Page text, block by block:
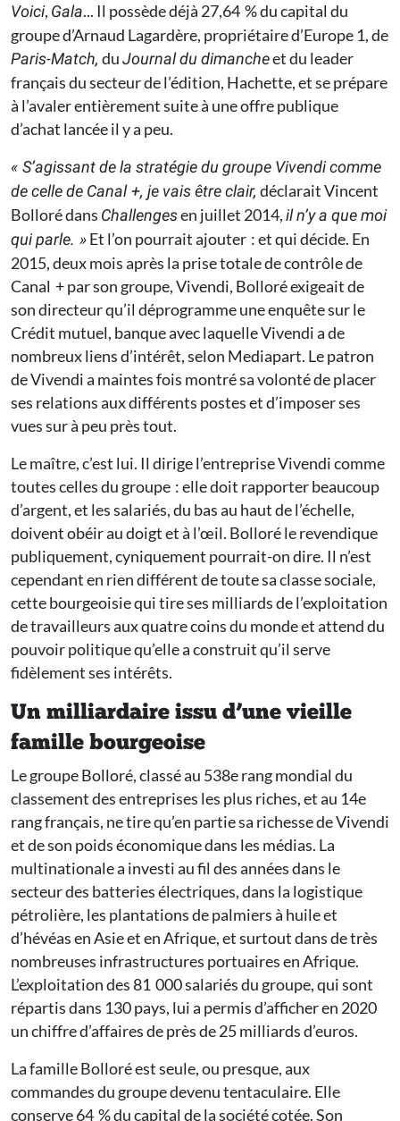
Voici, Gala... Il possède déjà 27,64 % du capital du
groupe d’Arnaud Lagardère, propriétaire d’Europe 1, de
Paris-Match, duJournal du dimancheet du leader
français du secteur de l’édition, Hachette, et se prépare
à l’avaler entièrement suite à une offre publique
d’achat lancée il y a peu.
« S’agissant de la stratégie du groupe Vivendi comme
de celle de Canal +, je vais être clair, déclarait Vincent
Bolloré dans Challengesen juillet 2014,il n’y a que moi
qui parle. »Et l’on pourrait ajouter : et qui décide. En
2015, deux mois après la prise totale de contrôle de
Canal + par son groupe, Vivendi, Bolloré exigeait de
son directeur qu’il déprogramme une enquête sur le
Crédit mutuel, banque avec laquelle Vivendi a de
nombreux liens d’intérêt, selon Mediapart. Le patron
de Vivendi a maintes fois montré sa volonté de placer
ses relations aux différents postes et d’imposer ses
vues sur à peu près tout.
Le maître, c’est lui. Il dirige l’entreprise Vivendi comme
toutes celles du groupe : elle doit rapporter beaucoup
d’argent, et les salariés, du bas au haut de l’échelle,
doivent obéir au doigt et à l’œil. Bolloré le revendique
publiquement, cyniquement pourrait-on dire. Il n’est
cependant en rien différent de toute sa classe sociale,
cette bourgeoisie qui tire ses milliards de l’exploitation
de travailleurs aux quatre coins du monde et attend du
pouvoir politique qu’elle a construit qu’il serve
fidèlement ses intérêts.
Un milliardaire issu d’une vieille
famille bourgeoise
Le groupe Bolloré, classé au 538e rang mondial du
classement des entreprises les plus riches, et au 14e
rang français, ne tire qu’en partie sa richesse de Vivendi
et de son poids économique dans les médias. La
multinationale a investi au fil des années dans le
secteur des batteries électriques, dans la logistique
pétrolière, les plantations de palmiers à huile et
d’hévéas en Asie et en Afrique, et surtout dans de très
nombreuses infrastructures portuaires en Afrique.
L’exploitation des 81 000 salariés du groupe, qui sont
répartis dans 130 pays, lui a permis d’afficher en 2020
un chiffre d’affaires de près de 25 milliards d’euros.
La famille Bolloré est seule, ou presque, aux
commandes du groupe devenu tentaculaire. Elle
conserve 64 % du capital de la société cotée. Son